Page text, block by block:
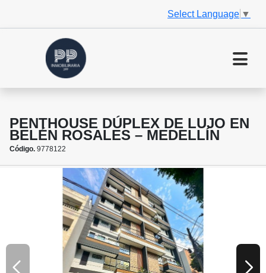
Select Language ▼
PENTHOUSE DÚPLEX DE LUJO EN
BELÉN ROSALES – MEDELLÍN
Código. 9778122